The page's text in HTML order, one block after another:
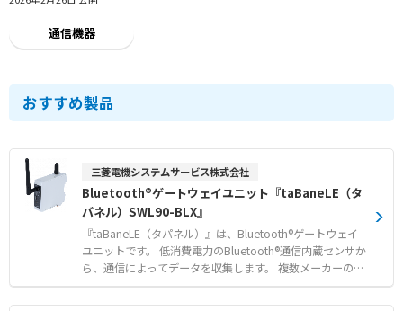
通信機器
おすすめ製品
三菱電機システムサービス株式会社
Bluetooth®ゲートウェイユニット『taBaneLE（タ
バネル）SWL90-BLX』
『taBaneLE（タパネル）』は、Bluetooth®ゲートウェイ
ユニットです。 低消費電力のBluetooth®通信内蔵センサか
ら、通信によってデータを収集します。 複数メーカーの計
測器やセンサに対応しており、現場の各種データを遠隔で
確認できます。 収集したデータは特定小電力無線（920MH